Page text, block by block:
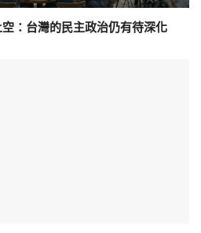
：台灣的民主政治仍有待深化